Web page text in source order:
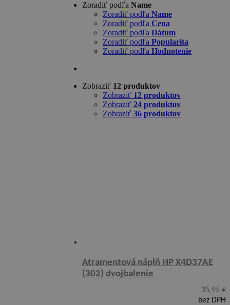
Zoradiť podľa Name
Zoradiť podľa Name
Zoradiť podľa Cena
Zoradiť podľa Dátum
Zoradiť podľa Popularita
Zoradiť podľa Hodnotenie
Zobraziť 12 produktov
Zobraziť 12 produktov
Zobraziť 24 produktov
Zobraziť 36 produktov
Atramentová náplň HP X4D37AE
(302) dvojbalenie
35,95 €
bez DPH